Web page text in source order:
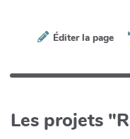
Éditer la page
Les projets